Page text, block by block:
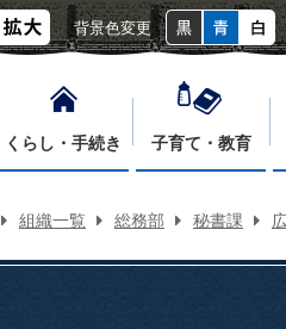
背景色変更
くらし・手続き 子育て・教育
組織一覧 総務部 秘書課